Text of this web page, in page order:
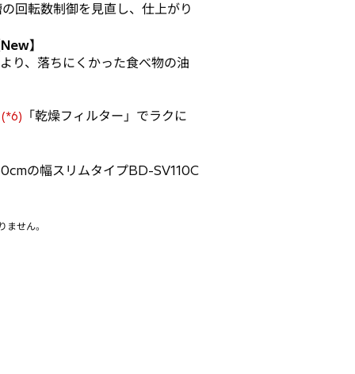
回転数制御を見直し、仕上がり
】
り、落ちにくかった食べ物の油
(*6) 「乾燥フィルター」でラクに
の幅スリムタイプBD-SV110C
せん。